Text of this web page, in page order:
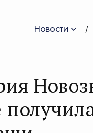
Новости